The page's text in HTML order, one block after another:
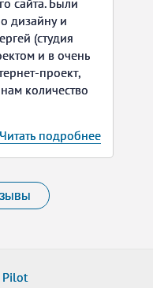
сайта. Были
дизайну и
(студия
и в очень
проект,
количество
соглашение с
и
Читать подробнее